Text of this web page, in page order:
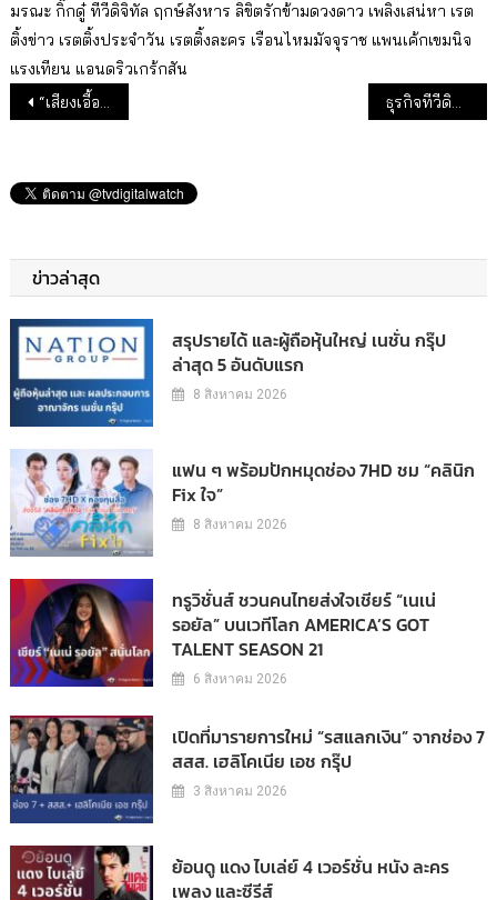
มรณะ กิ๊กดู๋ ทีวีดิจิทัล ฤกษ์สังหาร ลิขิตรักข้ามดวงดาว เพลิงเสน่หา เรต
ติ้งข่าว เรตติ้งประจำวัน เรตติ้งละคร เรือนไหมมัจจุราช แพนเค้กเขมนิจ
แรงเทียน แอนดริวเกร้กสัน
แนะแนวเรื่อง
“เสียงเอื้อนสะเทือนดาว” ช่อง One จบด้วยเรตติ้ง 5.546 สูงสุดของช่อง One ปีนี้ ธุรกิจทีวีดิจิทัลยังหนัก ไตรมาส 3 Mono รายได้โฆษณาลดครั้งแรก
ข่าวล่าสุด
สรุปรายได้ และผู้ถือหุ้นใหญ่ เนชั่น กรุ๊ป
ล่าสุด 5 อันดับแรก
8 สิงหาคม 2026
แฟน ๆ พร้อมปักหมุดช่อง 7HD ชม “คลินิก
Fix ใจ”
8 สิงหาคม 2026
ทรูวิชั่นส์ ชวนคนไทยส่งใจเชียร์ “เนเน่
รอยัล” บนเวทีโลก AMERICA’S GOT
TALENT SEASON 21
6 สิงหาคม 2026
เปิดที่มารายการใหม่ “รสแลกเงิน” จากช่อง 7
สสส. เฮลิโคเนีย เอช กรุ๊ป
3 สิงหาคม 2026
ย้อนดู แดง ไบเล่ย์ 4 เวอร์ชั่น หนัง ละคร
เพลง และซีรีส์